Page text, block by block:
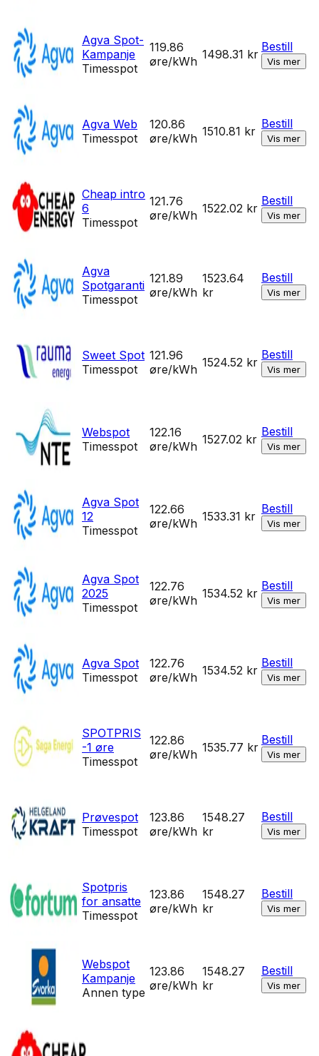
Agva Spot-
Kampanje
Timesspot
119.86
øre/kWh 1498.31 kr
Bestill
Vis mer
Agva Web
Timesspot
120.86
øre/kWh 1510.81 kr
Bestill
Vis mer
Cheap intro
6
Timesspot
121.76
øre/kWh 1522.02 kr
Bestill
Vis mer
Agva
Spotgaranti
Timesspot
121.89
øre/kWh
1523.64
kr
Bestill
Vis mer
Sweet Spot
Timesspot
121.96
øre/kWh 1524.52 kr
Bestill
Vis mer
Webspot
Timesspot
122.16
øre/kWh 1527.02 kr
Bestill
Vis mer
Agva Spot
12
Timesspot
122.66
øre/kWh 1533.31 kr
Bestill
Vis mer
Agva Spot
2025
Timesspot
122.76
øre/kWh 1534.52 kr
Bestill
Vis mer
Agva Spot
Timesspot
122.76
øre/kWh 1534.52 kr
Bestill
Vis mer
SPOTPRIS
-1 øre
Timesspot
122.86
øre/kWh 1535.77 kr
Bestill
Vis mer
Prøvespot
Timesspot
123.86
øre/kWh
1548.27
kr
Bestill
Vis mer
Spotpris
for ansatte
Timesspot
123.86
øre/kWh
1548.27
kr
Bestill
Vis mer
Webspot
Kampanje
Annen type
123.86
øre/kWh
1548.27
kr
Bestill
Vis mer